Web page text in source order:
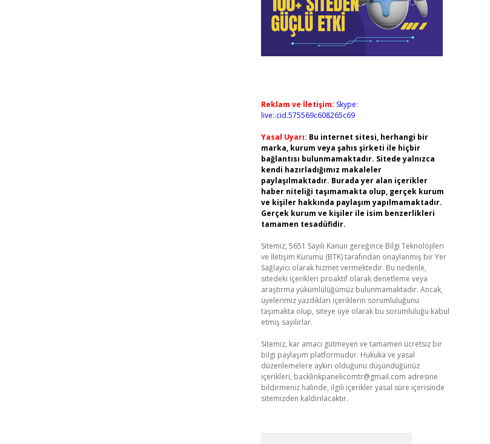
Reklam ve İletişim: Skype:
live:.cid.575569c608265c69
Yasal Uyarı: Bu internet sitesi, herhangi bir
marka, kurum veya şahıs şirketi ile hiçbir
bağlantısı bulunmamaktadır. Sitede yalnızca
kendi hazırladığımız makaleler
paylaşılmaktadır. Burada yer alan içerikler
haber niteliği taşımamakta olup, gerçek kurum
ve kişiler hakkında paylaşım yapılmamaktadır.
Gerçek kurum ve kişiler ile isim benzerlikleri
tamamen tesadüfidir.
Sitemiz, 5651 Sayılı Kanun gereğince Bilgi Teknolojileri
ve İletişim Kurumu (BTK) tarafından onaylanmış bir Yer
Sağlayıcı olarak hizmet vermektedir. Bu nedenle,
sitedeki içerikleri proaktif olarak denetleme veya
araştırma yükümlülüğümüz bulunmamaktadır. Ancak,
üyelerimiz yazdıkları içeriklerin sorumluluğunu
taşımakta olup, siteye üye olarak bu sorumluluğu kabul
etmiş sayılırlar.
Sitemiz, kar amacı gütmeyen ve tamamen ücretsiz bir
bilgi paylaşım platformudur. Hukuka ve yasal
düzenlemelere aykırı olduğunu düşündüğünüz
içerikleri, backlinkpanelicomtr@gmail.com adresine
bildirmeniz halinde, ilgili içerikler yasal süre içerisinde
sitemizden kaldırılacaktır.